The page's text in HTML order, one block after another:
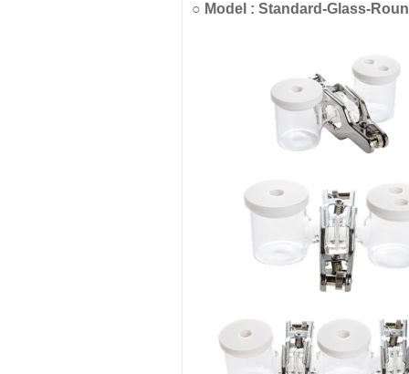
○ Model : Standard-Glass-